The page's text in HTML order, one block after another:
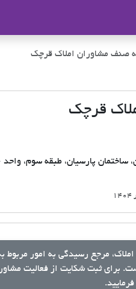
صنف مشاوران املاک قرچک
قرچک
ساختمان پارسیان، طبقه سوم، واحد 6
مرجع رسیدگی به امور مربوط
برای ثبت شکایت از فعالیت